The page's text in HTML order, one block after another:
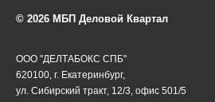
© 2026 МБП Деловой Квартал
ООО "ДЕЛТАБОКС СПБ"
620100, г. Екатеринбург,
ул. Сибирский тракт, 12/3, офис 501/5